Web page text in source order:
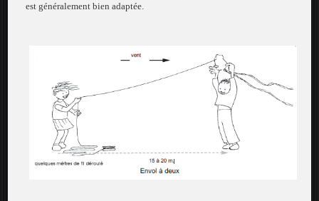
est généralement bien adaptée.